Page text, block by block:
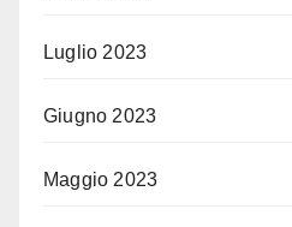
Luglio 2023
Giugno 2023
Maggio 2023